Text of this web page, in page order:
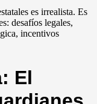
es irrealista. Es
desafíos legales,
incentivos
El